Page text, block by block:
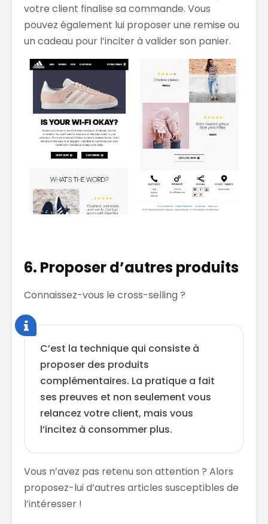
votre client finalise sa commande. Vous
pouvez également lui proposer une remise ou
un cadeau pour l’inciter à valider son panier.
6. Proposer d’autres produits
Connaissez-vous le cross-selling ?
C’est la technique qui consiste à
proposer des produits
complémentaires. La pratique a fait
ses preuves et non seulement vous
relancez votre client, mais vous
l’incitez à consommer plus.
Vous n’avez pas retenu son attention ? Alors
proposez-lui d’autres articles susceptibles de
l’intéresser !